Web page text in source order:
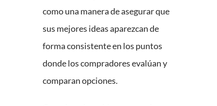
como una manera de asegurar que
sus mejores ideas aparezcan de
forma consistente en los puntos
donde los compradores evalúan y
comparan opciones.